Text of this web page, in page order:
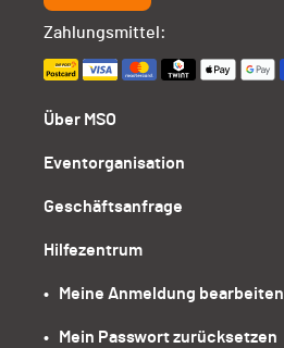
Über MSO
Eventorganisation
Geschäftsanfrage
Hilfezentrum
•   Meine Anmeldung bearbeiten
•   Mein Passwort zurücksetzen
Zahlungsmittel: